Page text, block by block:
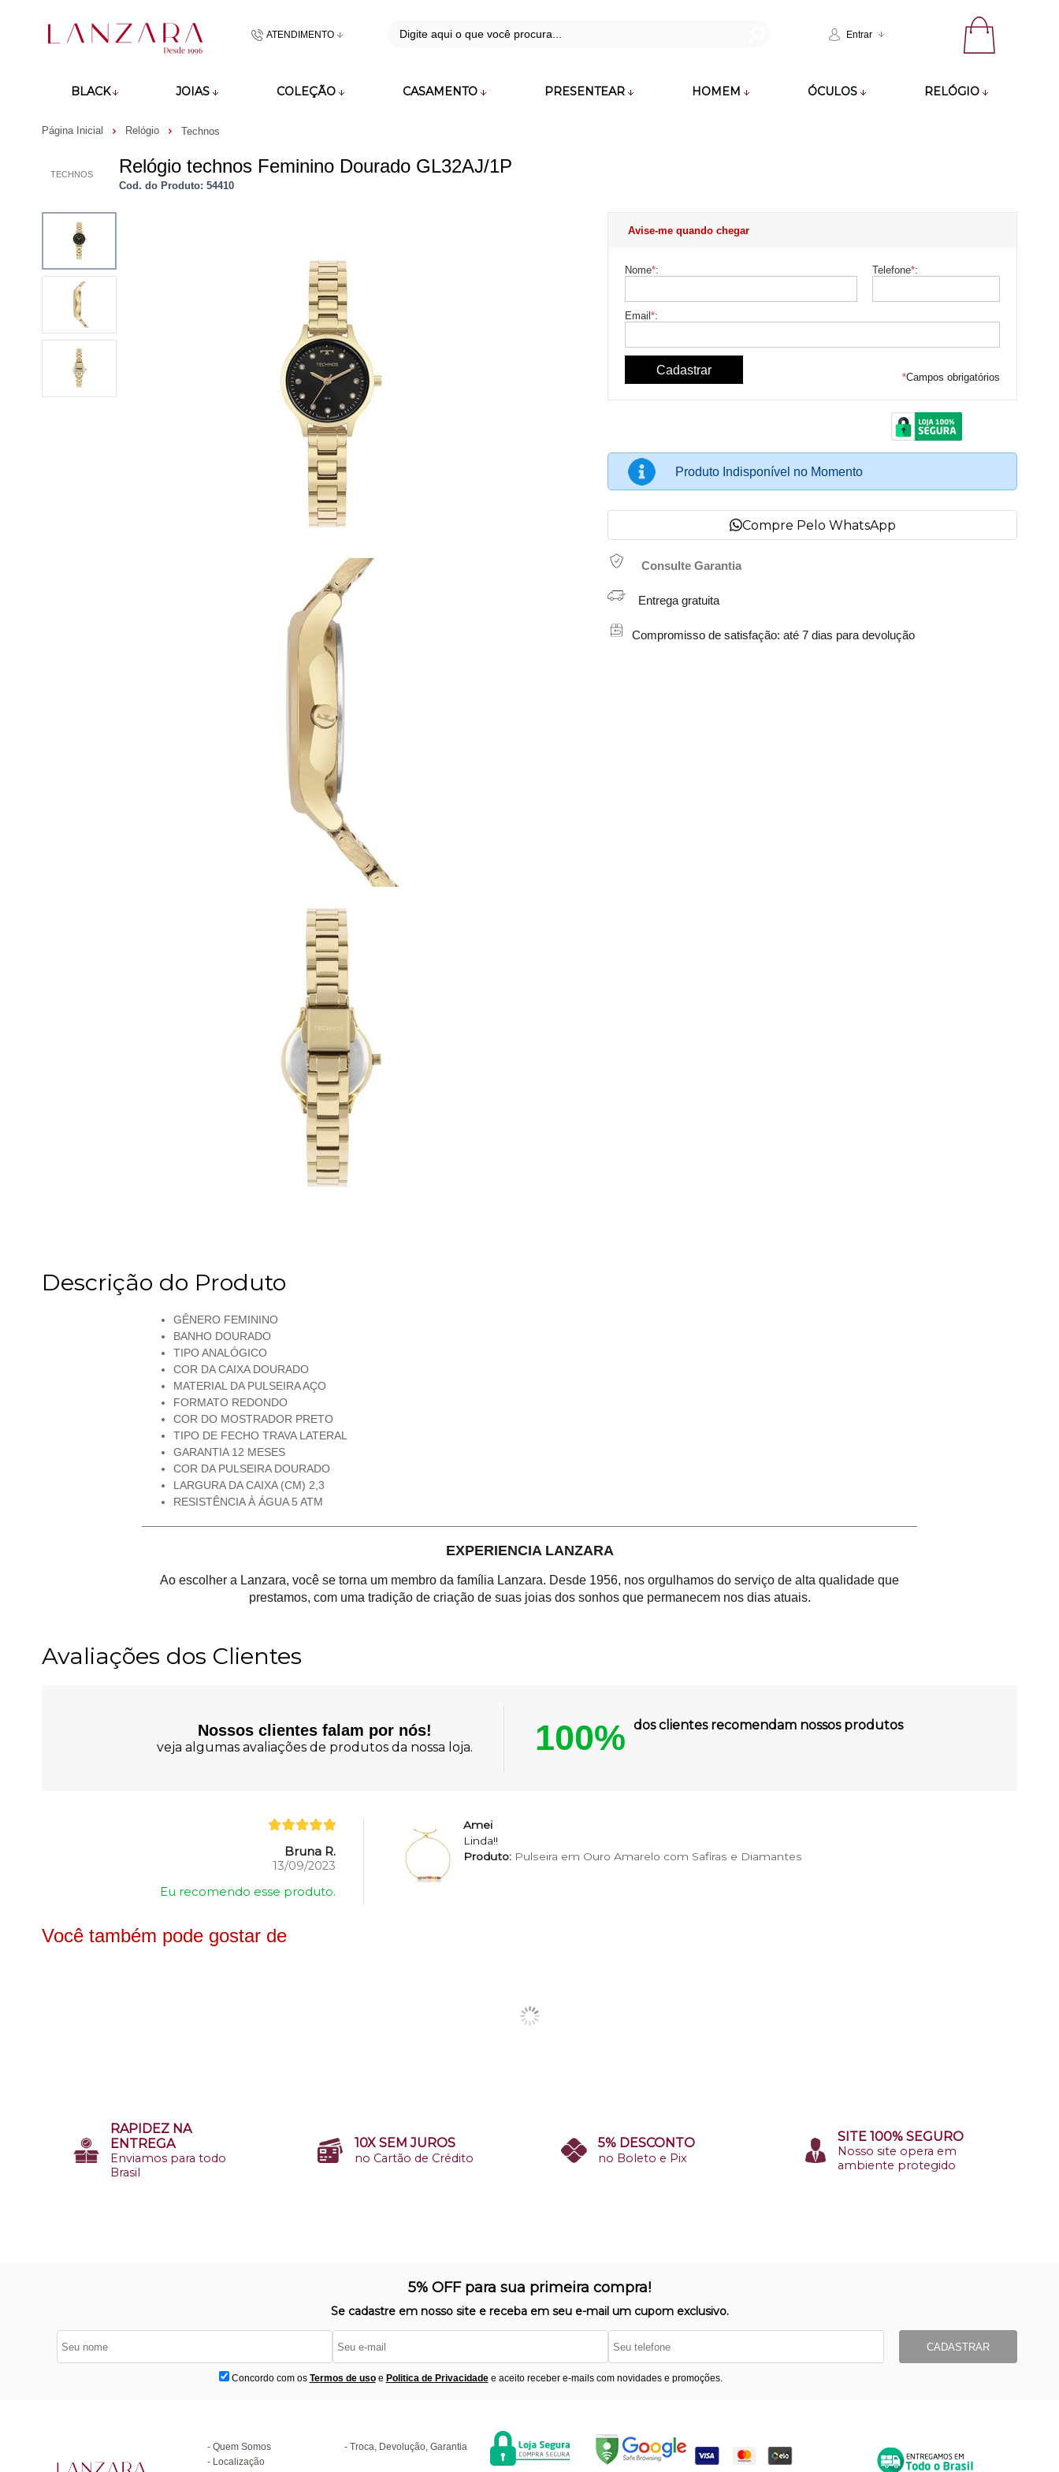
ATENDIMENTO
(48)991860142
Entrar
BLACK JOIAS COLEÇÃO CASAMENTO PRESENTEAR HOMEM ÓCULOS RELÓGIO
Página Inicial Relógio Technos
TECHNOS Relógio technos Feminino Dourado GL32AJ/1P
Cod. do Produto: 54410
Avise-me quando chegar
Nome*: Telefone*:
Email *:
*Campos obrigatórios
Produto Indisponível no Momento
Compre Pelo WhatsApp
Consulte Garantia
Entrega gratuita
Compromisso de satisfação: até 7 dias para devolução
Descrição do Produto
GÊNERO FEMININO
BANHO DOURADO
TIPO ANALÓGICO
COR DA CAIXA DOURADO
MATERIAL DA PULSEIRA AÇO
FORMATO REDONDO
COR DO MOSTRADOR PRETO
TIPO DE FECHO TRAVA LATERAL
GARANTIA 12 MESES
COR DA PULSEIRA DOURADO
LARGURA DA CAIXA (CM) 2,3
RESISTÊNCIA À ÁGUA 5 ATM
EXPERIENCIA LANZARA
Ao escolher a Lanzara, você se torna um membro da família Lanzara. Desde 1956, nos orgulhamos do serviço de alta qualidade que
prestamos, com uma tradição de criação de suas joias dos sonhos que permanecem nos dias atuais.
Avaliações dos Clientes
Nossos clientes falam por nós!
veja algumas avaliações de produtos da nossa loja. 100% dos clientes recomendam nossos produtos
Bruna R.
13/09/2023
Eu recomendo esse produto.
Amei
Linda!!
Produto:Pulseira em Ouro Amarelo com Safiras e Diamantes
Você também pode gostar de
RAPIDEZ NA
ENTREGA
Enviamos para todo
Brasil
10X SEM JUROS
no Cartão de Crédito
5% DESCONTO
no Boleto e Pix
SITE 100% SEGURO
Nosso site opera em
ambiente protegido
5% OFF para sua primeira compra!
Se cadastre em nosso site e receba em seu e-mail um cupom exclusivo.
Concordo com os Termos de usoe Politica de Privacidadee aceito receber e-mails com novidades e promoções.
CADASTRAR
Quem Somos
Localização
Troca, Devolução, Garantia